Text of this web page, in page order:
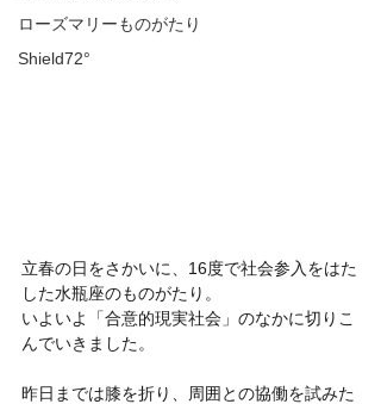
ローズマリーものがたり
Shield72°
立春の日をさかいに、16度で社会参入をはた
した水瓶座のものがたり。
いよいよ「合意的現実社会」のなかに切りこ
んでいきました。
昨日までは膝を折り、周囲との協働を試みた